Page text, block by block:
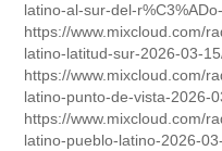
latino-al-sur-del-
https://www.mixcloud.com/
latino-latitud-sur-2026-03-
https://www.mixcloud.com/
latino-punto-de-vista-2026-
https://www.mixcloud.com/
latino-pueblo-latino-2026-